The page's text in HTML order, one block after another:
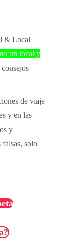
& Local
un local y
de viaje
y en las
y
falsas, solo